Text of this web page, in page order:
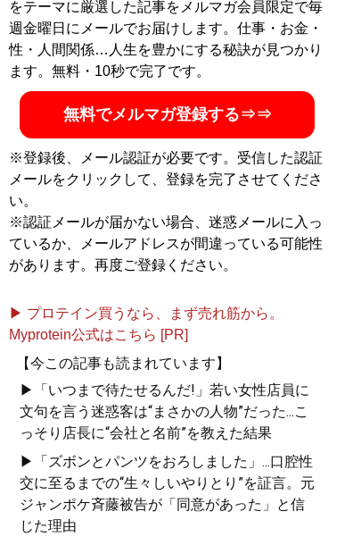
をテーマに厳選した記事をメルマガ会員限定で毎
週金曜日にメールでお届けします。仕事・お金・
性・人間関係…人生を豊かにする秘訣が見つかり
ます。無料・10秒で完了です。
無料でメルマガ登録する⇒⇒
※登録後、メール認証が必要です。受信した認証
メールをクリックして、登録を完了させてくださ
い。
※認証メールが届かない場合、迷惑メールに入っ
ているか、メールアドレスが間違っている可能性
があります。再度ご登録ください。
▶ プロテイン買うなら、まず売れ筋から。
Myprotein公式はこちら [PR]
【今この記事も読まれています】
▶「いつまで待たせるんだ!」若い女性店員に
文句を言う迷惑客は“まさかの人物”だった...こ
っそり店長に“会社と名前”を教えた結果
▶「ズボンとパンツをおろしました」...口腔性
交に至るまでの“生々しいやりとり”を証言。元
ジャンポケ斉藤被告が「同意があった」と信
じた理由